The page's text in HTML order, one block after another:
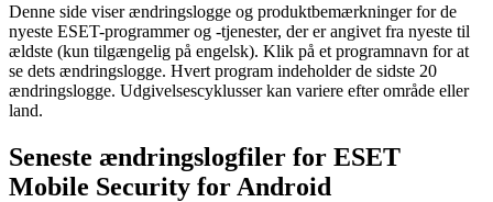
Denne side viser ændringslogge og produktbemærkninger for de
nyeste ESET-programmer og -tjenester, der er angivet fra nyeste til
ældste (kun tilgængelig på engelsk). Klik på et programnavn for at
se dets ændringslogge. Hvert program indeholder de sidste 20
ændringslogge. Udgivelsescyklusser kan variere efter område eller
land.
Seneste ændringslogfiler for ESET
Mobile Security for Android